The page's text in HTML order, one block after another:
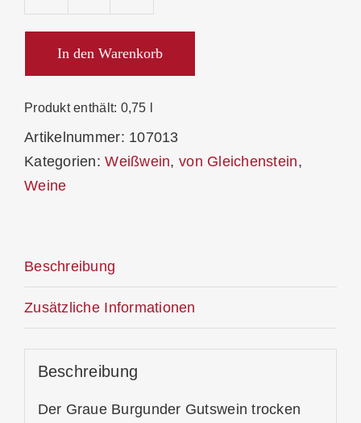
Gutswein
2025
Trocken
In den Warenkorb
Produkt enthält: 0,75 l
Artikelnummer: 107013
Kategorien:Weißwein, von Gleichenstein,
Weine
Beschreibung
Zusätzliche Informationen
Beschreibung
Der Graue Burgunder Gutswein trocken